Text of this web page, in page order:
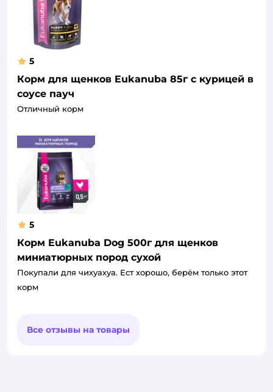
5
Корм для щенков Eukanuba 85г с курицей в
соусе пауч
Отличный корм
5
Корм Eukanuba Dog 500г для щенков
миниатюрных пород сухой
Покупали для чихуахуа. Ест хорошо, берём только этот
корм
Все отзывы на товары